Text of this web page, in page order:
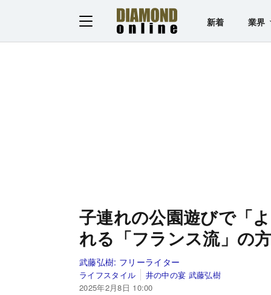
新着 業界
子連れの公園遊びで「
れる「フランス流」の
武藤弘樹: フリーライター
ライフスタイル
井の中の宴 武藤弘樹
2025年2月8日 10:00